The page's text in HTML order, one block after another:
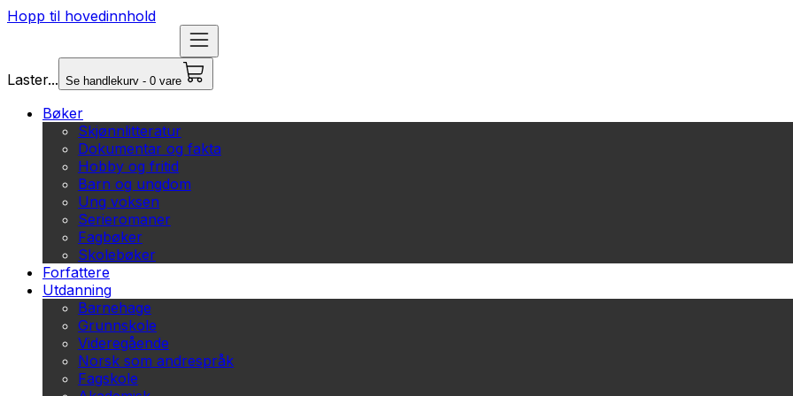
Hopp til hovedinnhold
Laster... Se handlekurv - 0 vare
Bøker
Skjønnlitteratur
Dokumentar og fakta
Hobby og fritid
Barn og ungdom
Ung voksen
Serieromaner
Fagbøker
Skolebøker
Forfattere
Utdanning
Barnehage
Grunnskole
Videregående
Norsk som andrespråk
Fagskole